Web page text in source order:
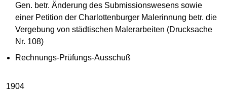
Gen. betr. Änderung des Submissionswesens sowie
einer Petition der Charlottenburger Malerinnung betr. die
Vergebung von städtischen Malerarbeiten (Drucksache
Nr. 108)
Rechnungs-Prüfungs-Ausschuß
1904